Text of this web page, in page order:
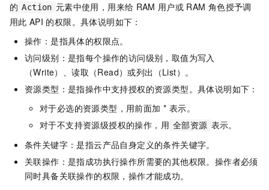
的 Action 元素中使用，用来给 RAM 用户或 RAM 角色授予调
用此 API 的权限。具体说明如下：
操作：是指具体的权限点。
访问级别：是指每个操作的访问级别，取值为写入
（Write）、读取（Read）或列出（List）。
资源类型：是指操作中支持授权的资源类型。具体说明如下：
对于必选的资源类型，用前面加 * 表示。
对于不支持资源级授权的操作，用 全部资源 表示。
条件关键字：是指云产品自身定义的条件关键字。
关联操作：是指成功执行操作所需要的其他权限。操作者必须
同时具备关联操作的权限，操作才能成功。